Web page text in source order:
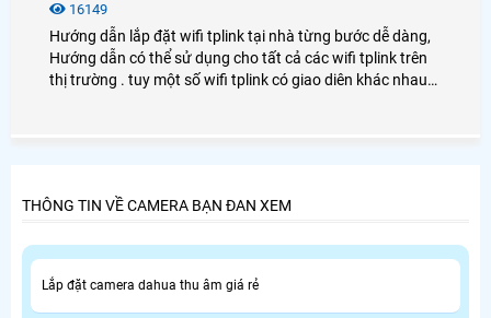
16149
Hướng dẫn lắp đặt wifi tplink tại nhà từng bước dễ dàng,
Hướng dẫn có thể sử dụng cho tất cả các wifi tplink trên
thị trường . tuy một số wifi tplink có giao diên khác nhau
THÔNG TIN VỀ CAMERA BẠN ĐAN XEM
Lắp đặt camera dahua thu âm giá rẻ